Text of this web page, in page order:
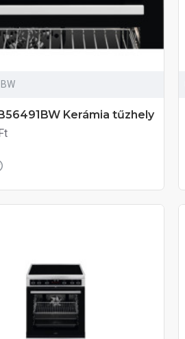
Kerámia tűzhely